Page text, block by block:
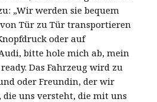
„Wir werden sie bequem
Tür zu Tür transportieren
oder auf
bitte hole mich ab, mein
Das Fahrzeug wird zu
oder Freundin, der wir
die uns versteht, die mit uns